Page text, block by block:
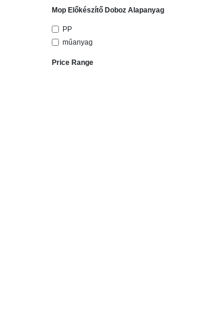
Mop Előkészítő Doboz Alapanyag
PP
műanyag
Price Range